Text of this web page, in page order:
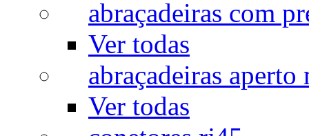
abraçadeiras com
Ver todas
abraçadeiras aperto
Ver todas